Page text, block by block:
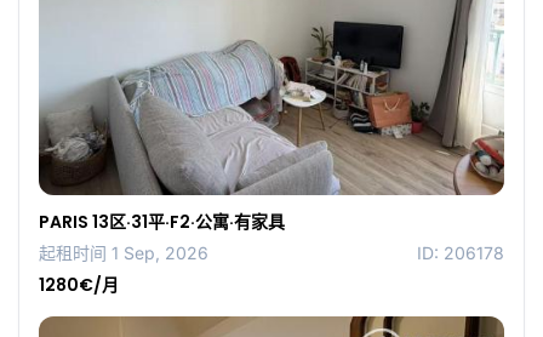
PARIS 13区·31平·F2·公寓·有家具
起租时间 1 Sep, 2026 ID: 206178
1280€/月